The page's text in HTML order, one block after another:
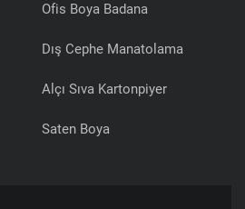
Ofis Boya Badana
Dış Cephe Manatolama
Alçı Sıva Kartonpiyer
Saten Boya